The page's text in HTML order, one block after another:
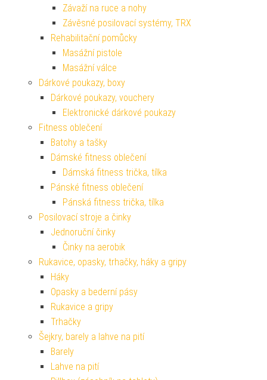
Závaží na ruce a nohy
Závěsné posilovací systémy, TRX
Rehabilitační pomůcky
Masážní pistole
Masážní válce
Dárkové poukazy, boxy
Dárkové poukazy, vouchery
Elektronické dárkové poukazy
Fitness oblečení
Batohy a tašky
Dámské fitness oblečení
Dámská fitness trička, tílka
Pánské fitness oblečení
Pánská fitness trička, tílka
Posilovací stroje a činky
Jednoruční činky
Činky na aerobik
Rukavice, opasky, trhačky, háky a gripy
Háky
Opasky a bederní pásy
Rukavice a gripy
Trhačky
Šejkry, barely a lahve na pití
Barely
Lahve na pití